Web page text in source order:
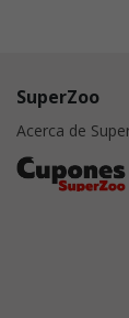
SuperZoo
Acerca de